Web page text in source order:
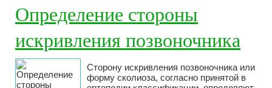
Определение стороны
искривления позвоночника
Сторону искривления позвоночника или
форму сколиоза, согласно принятой в